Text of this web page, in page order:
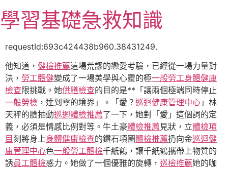
至
主
容
學習基礎急救知識
requestId:693c424438b960.38431249.
他知道， 健檢推薦這場荒謬的戀愛考驗，已經從一場力量對
決， 勞工體健變成了一場美學與心靈的極一般勞工身體健康
檢查限挑戰。她供膳檢查的目的是**「讓兩個極端同時停止
一般勞檢 ，達到零的境界」。「愛？ 巡迴健康管理中心 」林
天秤的臉抽動巡迴體檢推薦了一下，她對「愛」這個詞的定
義，必須是情感比例對等。牛土豪體檢推薦 見狀，立體檢項
目刻將身上身體健康檢查的鑽石項圈體檢推薦扔向金巡迴健
康管理中心色一般勞工體檢千紙鶴，讓千紙鶴攜帶上物質的
誘員工體檢惑力。她做了一個優雅的旋轉， 巡檢推薦她的咖